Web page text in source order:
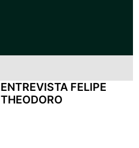
ENTREVISTA FELIPE
THEODORO